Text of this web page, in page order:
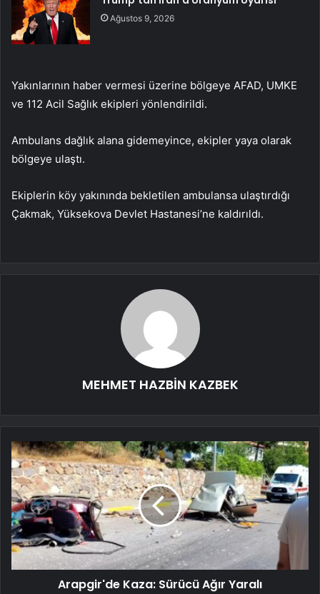
Ağustos 9, 2026
Yakınlarının haber vermesi üzerine bölgeye AFAD, UMKE
ve 112 Acil Sağlık ekipleri yönlendirildi.
Ambulans dağlık alana gidemeyince, ekipler yaya olarak
bölgeye ulaştı.
Ekiplerin köy yakınında bekletilen ambulansa ulaştırdığı
Çakmak, Yüksekova Devlet Hastanesi’ne kaldırıldı.
MEHMET HAZBİN KAZBEK
Arapgir'de Kaza: Sürücü Ağır Yaralı